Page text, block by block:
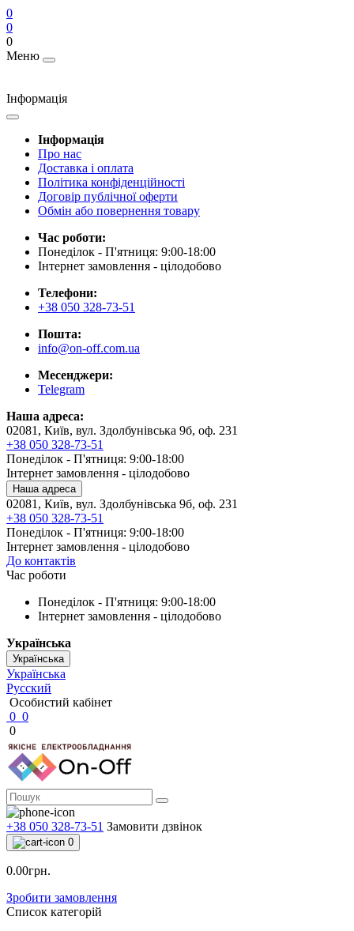
0
0
0
Меню
Інформація
Інформація
Про нас
Доставка і оплата
Політика конфіденційності
Договір публічної оферти
Обмін або повернення товару
Час роботи:
Понеділок - П'ятниця: 9:00-18:00
Інтернет замовлення - цілодобово
Телефони:
+38 050 328-73-51
Пошта:
info@on-off.com.ua
Месенджери:
Telegram
Наша адреса:
02081, Київ, вул. Здолбунівська 9б, оф. 231
+38 050 328-73-51
Понеділок - П'ятниця: 9:00-18:00
Інтернет замовлення - цілодобово
Наша адреса
02081, Київ, вул. Здолбунівська 9б, оф. 231
+38 050 328-73-51
Понеділок - П'ятниця: 9:00-18:00
Інтернет замовлення - цілодобово
До контактів
Час роботи
Понеділок - П'ятниця: 9:00-18:00
Інтернет замовлення - цілодобово
Українська
Українська
Українська
Русский
Особистий кабінет
0 0
0
+38 050 328-73-51 Замовити дзвінок
0
0.00грн.
Зробити замовлення
Список категорій